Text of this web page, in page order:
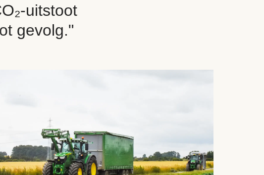
uitstoot
gevolg."